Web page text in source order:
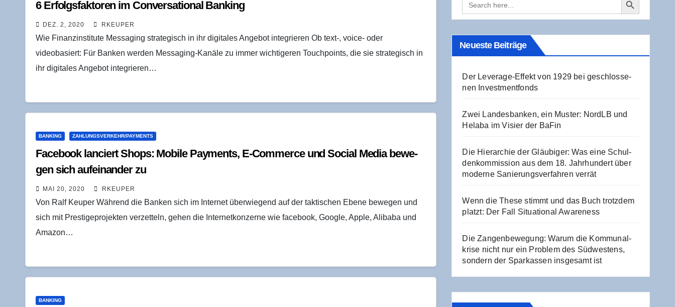
6 Erfolgs­fak­to­ren im Con­ver­sa­tio­nal Banking
DEZ. 2, 2020 RKEUPER
Wie Finanzinstitute Messaging strategisch in ihr digitales Angebot integrieren Ob text-, voice- oder
videobasiert: Für Banken werden Messaging-Kanäle zu immer wichtigeren Touchpoints, die sie strategisch in
ihr digitales Angebot integrieren…
BANKING ZAHLUNGSVERKEHR/PAYMENTS
Face­book lan­ciert Shops: Mobi­le Pay­ments, E‑Commerce und Social Media bewe­
gen sich auf­ein­an­der zu
MAI 20, 2020 RKEUPER
Von Ralf Keuper Während die Banken sich im Internet überwiegend auf der taktischen Ebene bewegen und
sich mit Prestigeprojekten verzetteln, gehen die Internetkonzerne wie facebook, Google, Apple, Alibaba und
Amazon…
BANKING
for:
Neu­es­te Beiträge
Der Levera­ge-Effekt von 1929 bei geschlos­se­
nen Investmentfonds
Zwei Lan­des­ban­ken, ein Mus­ter: NordLB und
Hela­ba im Visier der BaFin
Die Hier­ar­chie der Gläu­bi­ger: Was eine Schul­
den­kom­mis­si­on aus dem 18. Jahr­hun­dert über
moder­ne Sanie­rungs­ver­fah­ren verrät
Wenn die The­se stimmt und das Buch trotz­dem
platzt: Der Fall Situa­tio­nal Awareness
Die Zan­gen­be­we­gung: War­um die Kom­mu­nal­
kri­se nicht nur ein Pro­blem des Süd­wes­tens,
son­dern der Spar­kas­sen ins­ge­samt ist